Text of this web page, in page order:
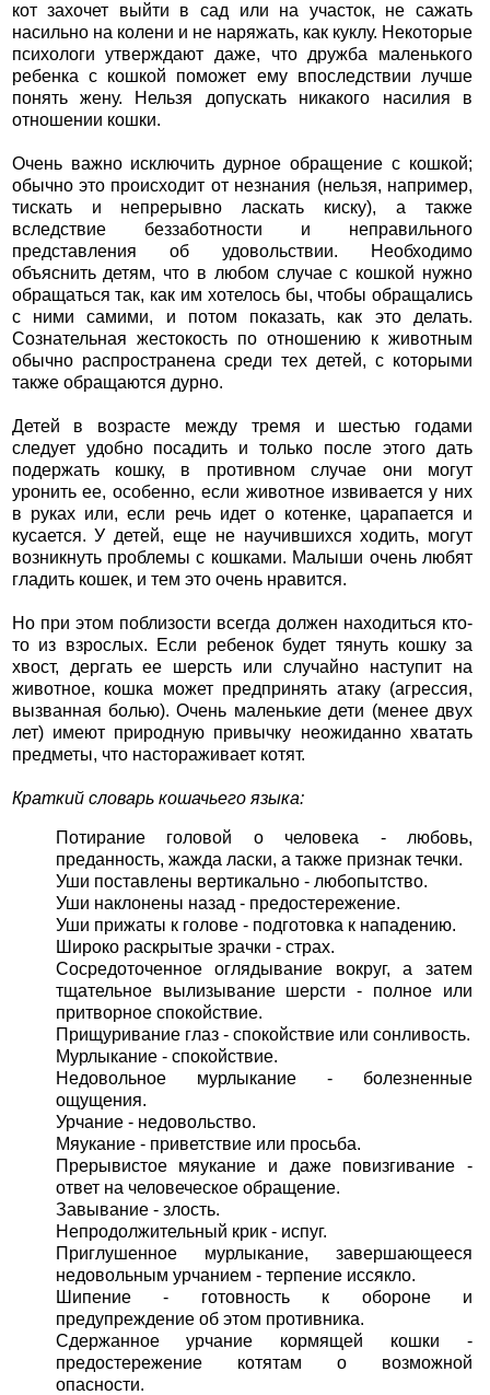
кот захочет выйти в сад или на участок, не сажать
насильно на колени и не наряжать, как куклу. Некоторые
психологи утверждают даже, что дружба маленького
ребенка с кошкой поможет ему впоследствии лучше
понять жену. Нельзя допускать никакого насилия в
отношении кошки.
Очень важно исключить дурное обращение с кошкой;
обычно это происходит от незнания (нельзя, например,
тискать и непрерывно ласкать киску), а также
вследствие беззаботности и неправильного
представления об удовольствии. Необходимо
объяснить детям, что в любом случае с кошкой нужно
обращаться так, как им хотелось бы, чтобы обращались
с ними самими, и потом показать, как это делать.
Сознательная жестокость по отношению к животным
обычно распространена среди тех детей, с которыми
также обращаются дурно.
Детей в возрасте между тремя и шестью годами
следует удобно посадить и только после этого дать
подержать кошку, в противном случае они могут
уронить ее, особенно, если животное извивается у них
в руках или, если речь идет о котенке, царапается и
кусается. У детей, еще не научившихся ходить, могут
возникнуть проблемы с кошками. Малыши очень любят
гладить кошек, и тем это очень нравится.
Но при этом поблизости всегда должен находиться кто-
то из взрослых. Если ребенок будет тянуть кошку за
хвост, дергать ее шерсть или случайно наступит на
животное, кошка может предпринять атаку (агрессия,
вызванная болью). Очень маленькие дети (менее двух
лет) имеют природную привычку неожиданно хватать
предметы, что настораживает котят.
Краткий словарь кошачьего языка:
Потирание головой о человека - любовь,
преданность, жажда ласки, а также признак течки.
Уши поставлены вертикально - любопытство.
Уши наклонены назад - предостережение.
Уши прижаты к голове - подготовка к нападению.
Широко раскрытые зрачки - страх.
Сосредоточенное оглядывание вокруг, а затем
тщательное вылизывание шерсти - полное или
притворное спокойствие.
Прищуривание глаз - спокойствие или сонливость.
Мурлыкание - спокойствие.
Недовольное мурлыкание - болезненные
ощущения.
Урчание - недовольство.
Мяукание - приветствие или просьба.
Прерывистое мяукание и даже повизгивание -
ответ на человеческое обращение.
Завывание - злость.
Непродолжительный крик - испуг.
Приглушенное мурлыкание, завершающееся
недовольным урчанием - терпение иссякло.
Шипение - готовность к обороне и
предупреждение об этом противника.
Сдержанное урчание кормящей кошки -
предостережение котятам о возможной
опасности.